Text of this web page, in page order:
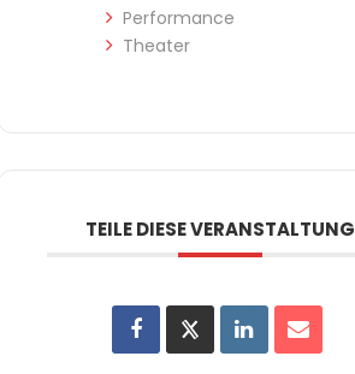
Performance
Theater
TEILE DIESE VERANSTALTUNG